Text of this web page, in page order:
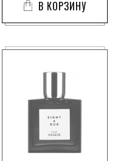
В КОРЗИНУ